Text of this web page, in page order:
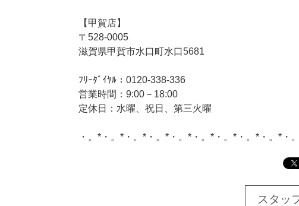
【甲賀店】
〒528-0005
滋賀県甲賀市水口町水口5681
ﾌﾘｰﾀﾞｲﾔﾙ：0120-338-336
営業時間：9:00－18:00
定休日：水曜、祝日、第三火曜
・。*・。*・。*・。*・。*・。*・。*・。*・。*・
スタッ